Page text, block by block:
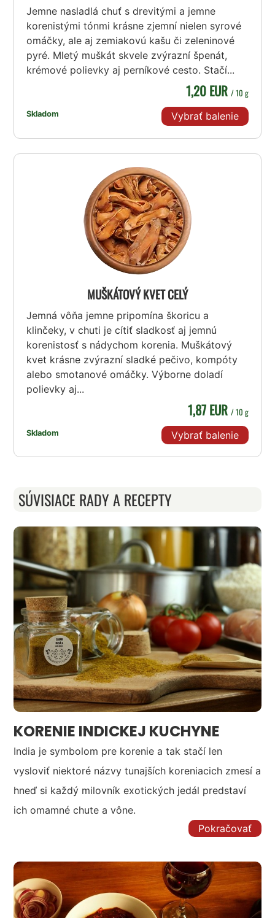
Jemne nasladlá chuť s drevitými a jemne
korenistými tónmi krásne zjemní nielen syrové
omáčky, ale aj zemiakovú kašu či zeleninové
pyré. Mletý muškát skvele zvýrazní špenát,
krémové polievky aj perníkové cesto. Stačí...
Skladom
1,20 EUR / 10 g
Vybrať balenie
MUŠKÁTOVÝ KVET CELÝ
Jemná vôňa jemne pripomína škoricu a
klinčeky, v chuti je cítiť sladkosť aj jemnú
korenistosť s nádychom korenia. Muškátový
kvet krásne zvýrazní sladké pečivo, kompóty
alebo smotanové omáčky. Výborne doladí
polievky aj...
Skladom
1,87 EUR / 10 g
Vybrať balenie
SÚVISIACE RADY A RECEPTY
KORENIE INDICKEJ KUCHYNE
India je symbolom pre korenie a tak stačí len
vysloviť niektoré názvy tunajších koreniacich zmesí a
hneď si každý milovník exotických jedál predstaví
ich omamné chute a vône.
Pokračovať